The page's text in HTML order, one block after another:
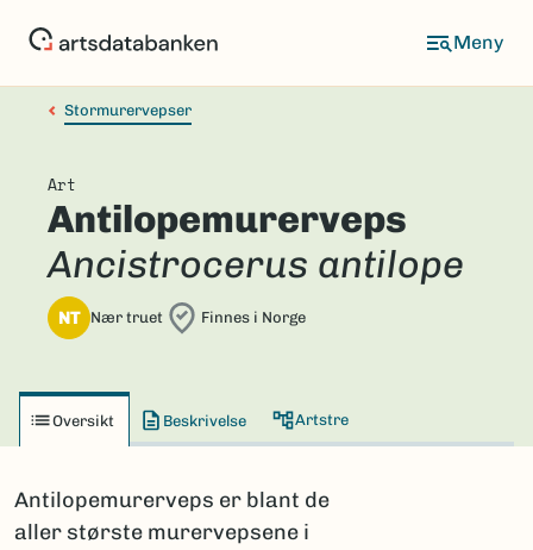
Stormurervepser
Art
Antilopemurerveps
Ancistrocerus antilope
NT Nær truet Finnes i Norge
Oversikt Beskrivelse Artstre
Antilopemurerveps er blant de
aller største murervepsene i